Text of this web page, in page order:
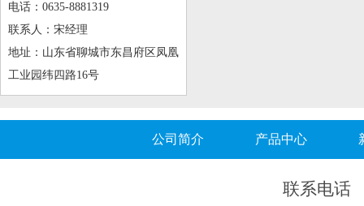
电话：0635-8881319
联系人：宋经理
地址：山东省聊城市东昌府区凤凰
工业园纬四路16号
公司简介 产品中心
联系电话